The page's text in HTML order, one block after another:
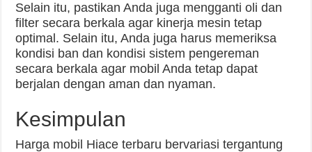
Selain itu, pastikan Anda juga mengganti oli dan
filter secara berkala agar kinerja mesin tetap
optimal. Selain itu, Anda juga harus memeriksa
kondisi ban dan kondisi sistem pengereman
secara berkala agar mobil Anda tetap dapat
berjalan dengan aman dan nyaman.
Kesimpulan
Harga mobil Hiace terbaru bervariasi tergantung